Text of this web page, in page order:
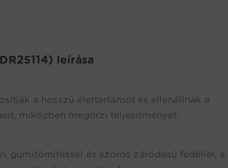
leírása
a hosszú élettartamot és ellenállnak a
miközben megőrzi teljesítményét.
gumitömítéssel és szoros záródású fedéllel, a